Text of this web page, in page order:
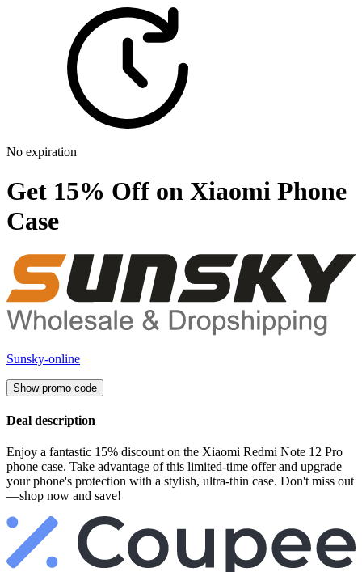
No expiration
Get 15% Off on Xiaomi Phone
Case
Sunsky-online
Show promo code
Deal description
Enjoy a fantastic 15% discount on the Xiaomi Redmi Note 12 Pro
phone case. Take advantage of this limited-time offer and upgrade
your phone's protection with a stylish, ultra-thin case. Don't miss out
—shop now and save!